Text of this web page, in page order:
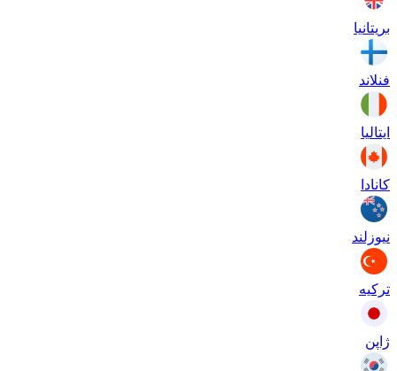
بریتانیا
فنلاند
ایتالیا
کانادا
نیوزلند
ترکیه
ژاپن